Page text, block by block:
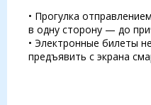
• Прогулка
в одну сторону — до
• Электронные билеты
предъявить с экрана